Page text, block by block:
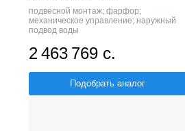
подвесной монтаж; фарфор;
механическое управление; наружный
подвод воды
2 463 769 с.
Подобрать аналог